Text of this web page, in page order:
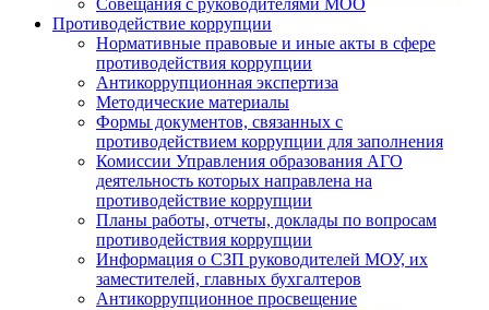
Совещания с руководителями МОО
Противодействие коррупции
Нормативные правовые и иные акты в сфере
противодействия коррупции
Антикоррупционная экспертиза
Методические материалы
Формы документов, связанных с
противодействием коррупции для заполнения
Комиссии Управления образования АГО
деятельность которых направлена на
противодействие коррупции
Планы работы, отчеты, доклады по вопросам
противодействия коррупции
Информация о СЗП руководителей МОУ, их
заместителей, главных бухгалтеров
Антикоррупционное просвещение